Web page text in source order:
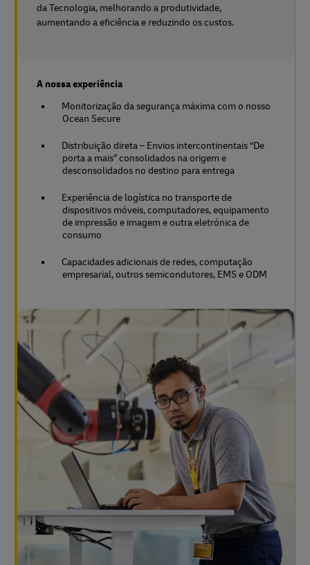
da Tecnologia, melhorando a produtividade,
aumentando a eficiência e reduzindo os custos.
A nossa experiência
Monitorização da segurança máxima com o nosso
Ocean Secure
Distribuição direta – Envios intercontinentais “De
porta a mais” consolidados na origem e
desconsolidados no destino para entrega
Experiência de logística no transporte de
dispositivos móveis, computadores, equipamento
de impressão e imagem e outra eletrónica de
consumo
Capacidades adicionais de redes, computação
empresarial, outros semicondutores, EMS e ODM